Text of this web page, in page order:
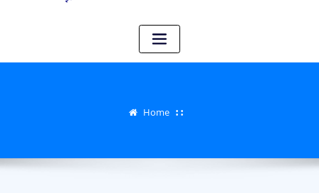
Home